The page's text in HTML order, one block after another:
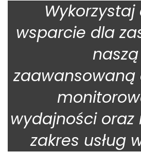
Wykorzystaj
wsparcie dla
naszą
zaawansowaną
wydajności oraz
zakres usług